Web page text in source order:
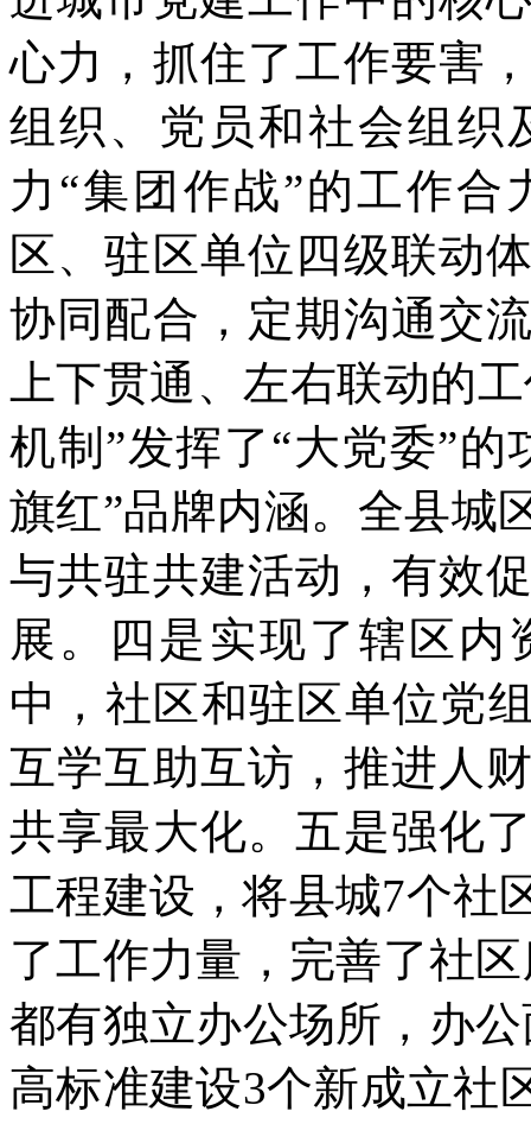
心力，抓住了工作要害
组织、党员和社会组织
力“集团作战”的工作
区、驻区单位四级联动
协同配合，定期沟通交
上下贯通、左右联动的
机制”发挥了“大党委”
旗红”品牌内涵。全县城
与共驻共建活动，有效
展。四是实现了辖区内
中，社区和驻区单位党
互学互助互访，推进人
共享最大化。五是强化
工程建设，将县城7个社
了工作力量，完善了社
都有独立办公场所，办
高标准建设3个新成立社